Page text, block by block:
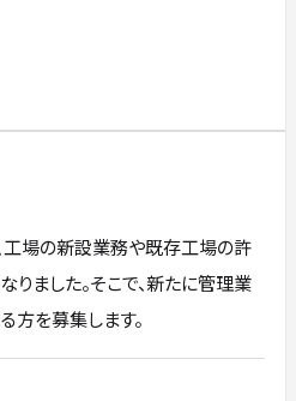
工場の新設業務や既存工場の許
ました。そこで、新たに管理業
方を募集します。